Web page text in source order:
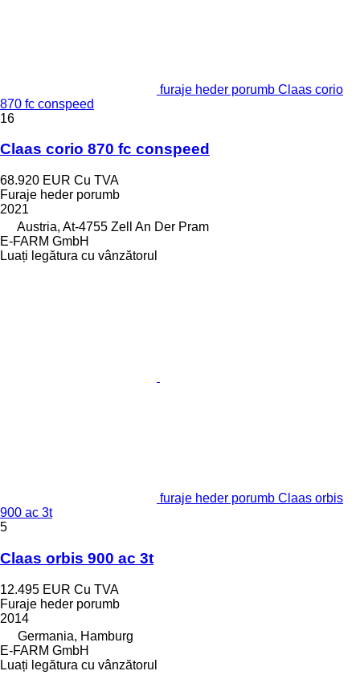
furaje heder porumb Claas corio
870 fc conspeed
16
Claas corio 870 fc conspeed
68.920 EUR Cu TVA
Furaje heder porumb
2021
Austria, At-4755 Zell An Der Pram
E-FARM GmbH
Luați legătura cu vânzătorul
furaje heder porumb Claas orbis
900 ac 3t
5
Claas orbis 900 ac 3t
12.495 EUR Cu TVA
Furaje heder porumb
2014
Germania, Hamburg
E-FARM GmbH
Luați legătura cu vânzătorul